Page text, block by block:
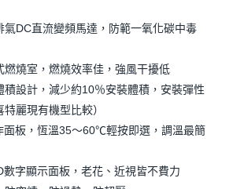
氣DC直流變頻馬達，防範一氧化碳中毒
燃燒室，燃燒效率佳，強風干擾低
積設計，減少約10％安裝體積，安裝彈性
特麗現有機型比較）
面板，恆溫35〜60℃輕按即選，調溫最簡
數字顯示面板，老花、近視皆不費力